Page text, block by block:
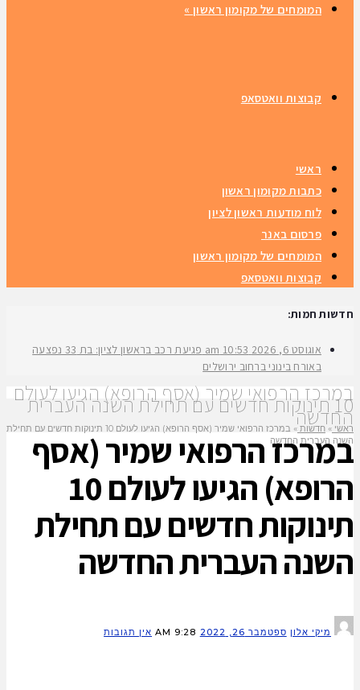
המומחים של מקומון ראשון »
קבוצות וואטסאפ
ראשי
כתבות מקומון ראשון
לוח מודעות ראשון לציון
פרסום באנר
המומחים של מקומון ראשון
קבוצות וואטסאפ
חדשות חמות:
אוגוסט 6, 2026 10:53 am
פגיעת רכב בראשון לציון: בת 33 נפצעה
באורח בינוני ברחוב ירושלים
במרכז הרפואי שמיר (אסף הרופא) הגיעו לעולם
10 תינוקות חדשים עם תחילת השנה העברית
החדשה
ראשי » חדשות »
במרכז הרפואי שמיר (אסף הרופא) הגיעו לעולם 10 תינוקות חדשים עם תחילת
השנה העברית החדשה
במרכז הרפואי שמיר (אסף
הרופא) הגיעו לעולם 10
תינוקות חדשים עם תחילת
השנה העברית החדשה
מיקי אלון ספטמבר 26, 2022 9:28 AM אין תגובות